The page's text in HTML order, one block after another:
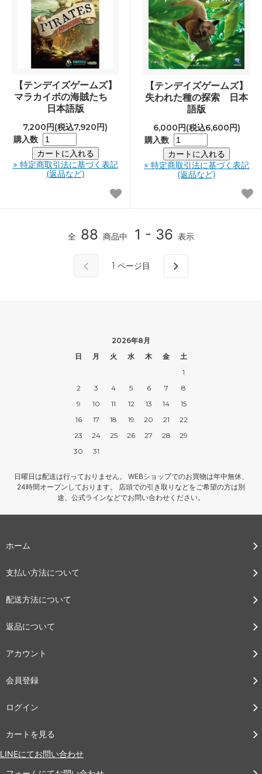
【テンデイズゲームズ】
マラカイボの海賊たち
日本語版
7,200円(税込7,920円)
購入数
» 特定商取引法に基づく表記
(返品など)
【テンデイズゲームズ】
失われた種の探索 日本
語版
6,000円(税込6,600円)
購入数
» 特定商取引法に基づく表記
(返品など)
全 88 商品中 1 - 36 表示
1 ページ目
2026年8月
日
月 火 水 木 金
土
1
2
3 4 5 6 7
8
9
10 11 12 13 14
15
16
17 18 19 20 21
22
23
24 25 26 27 28
29
30
31
日曜日は配送は行っておりません。 WEBショップでのお買物は年中無休、
24時間オープンしております。 店頭での引き取りなどをご希望の方は別
途、公式ラインなどでお問い合わせください。
ホーム
支払い方法について
配送方法について
返品について
アカウント
会員登録
ログイン
カートを見る
LINEにてお問い合わせ